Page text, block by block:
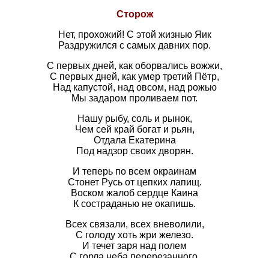
Сторож
Нет, прохожий! С этой жизнью Яик
Раздружился с самых давних пор.
С первых дней, как оборвались вожжи,
С первых дней, как умер третий Пётр,
Над капустой, над овсом, над рожью
Мы задаром проливаем пот.
Нашу рыбу, соль и рынок,
Чем сей край богат и рьян,
Отдала Екатерина
Под надзор своих дворян.
И теперь по всем окраинам
Стонет Русь от цепких лапищ.
Воском жалоб сердце Каина
К состраданью не окапишь.
Всех связали, всех вневолили,
С голоду хоть жри железо.
И течет заря над полем